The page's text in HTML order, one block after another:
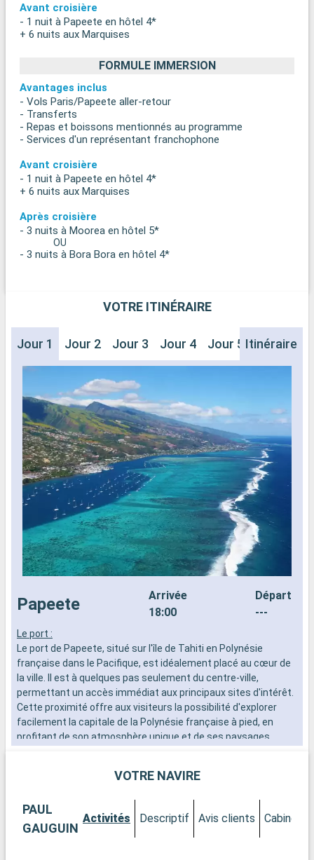
Avant croisière
- 1 nuit à Papeete en hôtel 4*
+ 6 nuits aux Marquises
FORMULE IMMERSION
Avantages inclus
- Vols Paris/Papeete aller-retour
- Transferts
- Repas et boissons mentionnés au programme
- Services d'un représentant franchophone
Avant croisière
- 1 nuit à Papeete en hôtel 4*
+ 6 nuits aux Marquises
Après croisière
- 3 nuits à Moorea en hôtel 5*
OU
- 3 nuits à Bora Bora en hôtel 4*
VOTRE ITINÉRAIRE
Jour 1 Jour 2 Jour 3 Jour 4 Jour 5 Jour 6
Itinéraire
Papeete
Arrivée
18:00
Départ
---
Le port :
Le port de Papeete, situé sur l'île de Tahiti en Polynésie
française dans le Pacifique, est idéalement placé au cœur de
la ville. Il est à quelques pas seulement du centre-ville,
permettant un accès immédiat aux principaux sites d'intérêt.
Cette proximité offre aux visiteurs la possibilité d'explorer
facilement la capitale de la Polynésie française à pied, en
profitant de son atmosphère unique et de ses paysages
Que visiter à Papeete ?
modernité. Le marché de Papeete, connu localement sous le
nom de Marché de Pape'ete, est un lieu incontournable où
découvrir les produits locaux, l'artisanat et l'ambiance typique
VOTRE NAVIRE
PAUL
GAUGUIN
Activités Descriptif Avis clients Cabines